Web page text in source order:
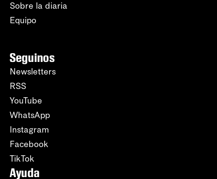
Sobre la diaria
Equipo
Seguinos
Newsletters
RSS
YouTube
WhatsApp
Instagram
Facebook
TikTok
Ayuda